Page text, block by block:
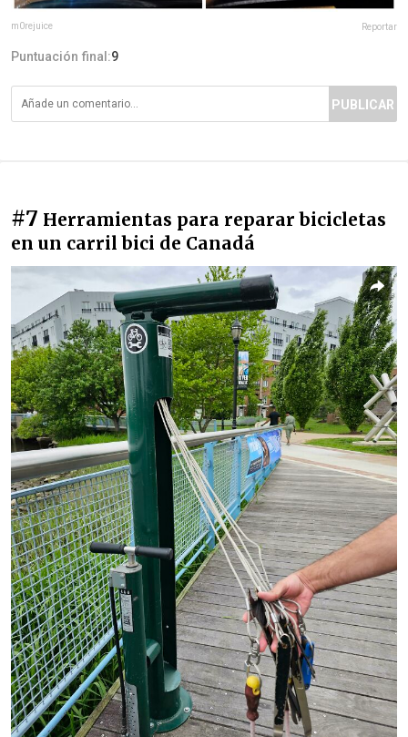
m0rejuice Reportar
Puntuación final:9
PUBLICAR
#7 Herramientas para reparar bicicletas
en un carril bici de Canadá